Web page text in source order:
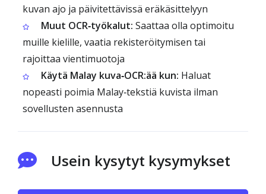
kuvan ajo ja päivitettävissä eräkäsittelyyn
Muut OCR‑työkalut: Saattaa olla optimoitu
muille kielille, vaatia rekisteröitymisen tai
rajoittaa vientimuotoja
Käytä Malay kuva‑OCR:ää kun: Haluat
nopeasti poimia Malay‑tekstiä kuvista ilman
sovellusten asennusta
Usein kysytyt kysymykset